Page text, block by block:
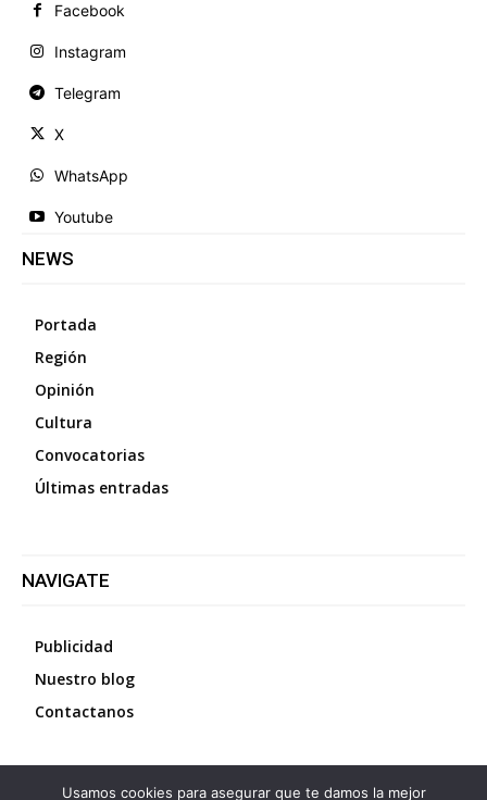
Facebook
Instagram
Telegram
X
WhatsApp
Youtube
NEWS
Portada
Región
Opinión
Cultura
Convocatorias
Últimas entradas
NAVIGATE
Publicidad
Nuestro blog
Contactanos
Usamos cookies para asegurar que te damos la mejor